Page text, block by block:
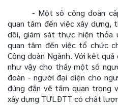
- Một số công đoàn
quan tâm đến việc xây
dõi, giám sát thực hiện
quan tâm đến việc tổ chức
Công đoàn Ngành. Với kết
như vậy cho thấy một số
đoàn - người đại diện cho
đúng đắn về tầm quan trọng
xây dựng TƯLĐTT có chất